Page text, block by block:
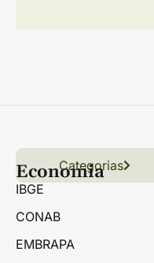
Links úteis
Conteúdo
Florestas
Categorias
Economia
IBGE
CONAB
EMBRAPA